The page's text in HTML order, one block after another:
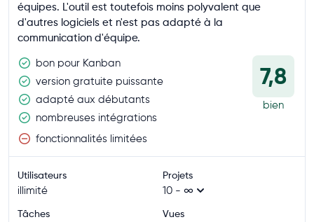
équipes. L'outil est toutefois moins polyvalent que
d'autres logiciels et n'est pas adapté à la
communication d'équipe.
bon pour Kanban
version gratuite puissante
adapté aux débutants
nombreuses intégrations
fonctionnalités limitées
7,8
bien
Utilisateurs
illimité
Projets
10 - ∞
Tâches Vues